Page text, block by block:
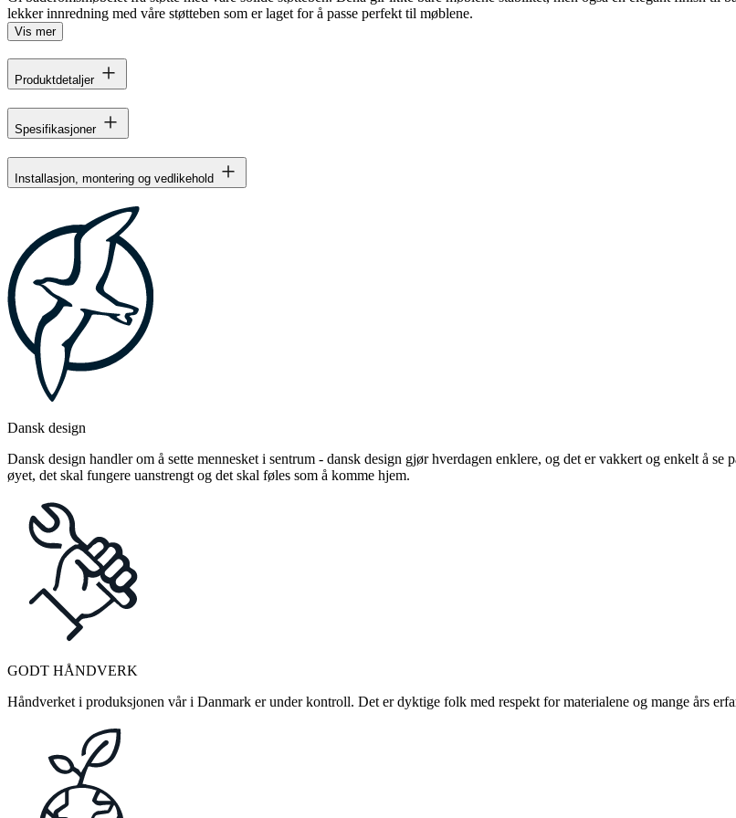
lekker innredning med våre støtteben som er laget for å passe perfekt til møblene.
Vis mer
Produktdetaljer
Spesifikasjoner
Installasjon, montering og vedlikehold
Dansk design
Dansk design handler om å sette mennesket i sentrum - dansk design gjør hverdagen enklere, og det er vakkert og enkelt å
øyet, det skal fungere uanstrengt og det skal føles som å komme hjem.
GODT HÅNDVERK
Håndverket i produksjonen vår i Danmark er under kontroll. Det er dyktige folk med respekt for materialene og mange års